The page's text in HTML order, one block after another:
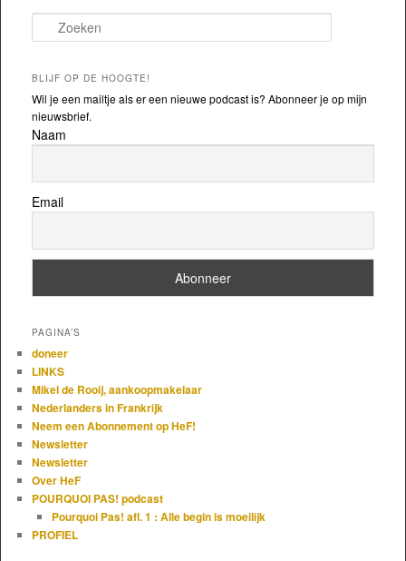
Zoeken
BLIJF OP DE HOOGTE!
Wil je een mailtje als er een nieuwe podcast is? Abonneer je op mijn
nieuwsbrief.
Naam
Email
PAGINA’S
doneer
LINKS
Mikel de Rooij, aankoopmakelaar
Nederlanders in Frankrijk
Neem een Abonnement op HeF!
Newsletter
Newsletter
Over HeF
POURQUOI PAS! podcast
Pourquoi Pas! afl. 1 : Alle begin is moeilijk
PROFIEL